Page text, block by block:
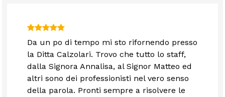
Da un po di tempo mi sto rifornendo presso
la Ditta Calzolari. Trovo che tutto lo staff,
dalla Signora Annalisa, al Signor Matteo ed
altri sono dei professionisti nel vero senso
della parola. Pronti sempre a risolvere le